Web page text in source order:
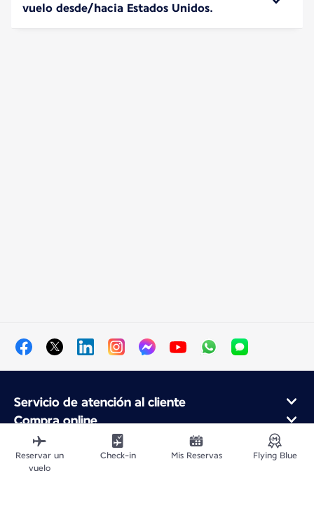
vuelo desde/hacia Estados Unidos.
Servicio de atención al cliente
Compra online
Programa de fidelidad y socios
Acerca de Air France
Aplicación móvil Air France
Reservar un
vuelo
Check-in Mis Reservas Flying Blue